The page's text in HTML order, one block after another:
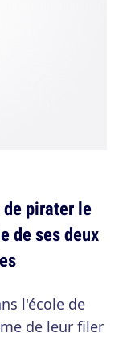
pirater le
de ses deux
l'école de
de leur filer